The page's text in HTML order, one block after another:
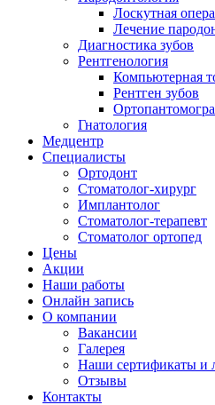
Лоскутная
Лечение
Диагностика зубов
Рентгенология
Компьютерная
Рентген зубов
Гнатология
Медцентр
Специалисты
Ортодонт
Стоматолог-хирург
Имплантолог
Стоматолог-терапевт
Стоматолог ортопед
Цены
Акции
Наши работы
Онлайн запись
О компании
Вакансии
Галерея
Наши сертификаты и
Отзывы
Контакты